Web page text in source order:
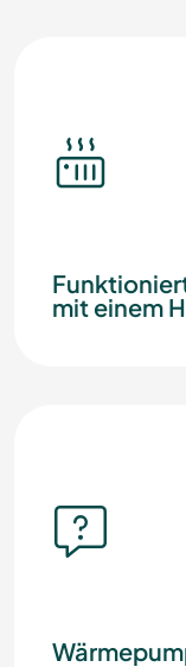
mit einem